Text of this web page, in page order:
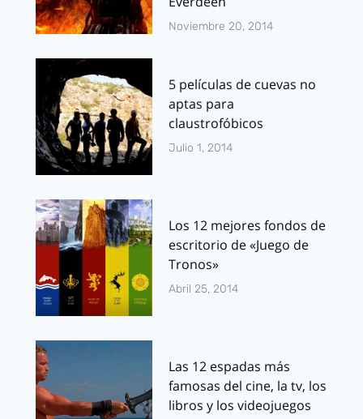
Noviembre 20, 2014
5 películas de cuevas no
aptas para
claustrofóbicos
Julio 1, 2014
Los 12 mejores fondos de
escritorio de «Juego de
Tronos»
Abril 25, 2014
Las 12 espadas más
famosas del cine, la tv, los
libros y los videojuegos